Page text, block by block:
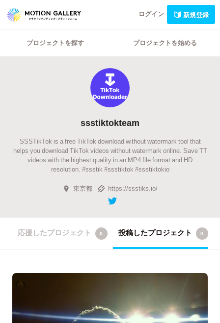
ログイン 新規登録
プロジェクトを探す プロジェクトを始める
ssstiktokteam
SSSTikTok is a free TikTok download without watermark tool that
helps you download TikTok videos without watermark online. Save TT
videos with the highest quality in an MP4 file format and HD
resolution. #ssstik #ssstiktok #ssstiktokio
東京都 https://ssstiks.io/
応援したプロジェクト 0 投稿したプロジェクト 0